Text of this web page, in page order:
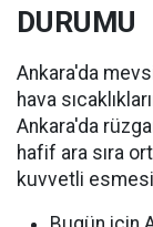
DURUMU
Ankara'da
hava
Ankara'da
hafif ara sıra
kuvvetli